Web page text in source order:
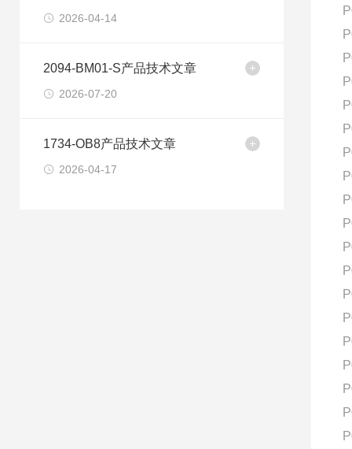
2026-04-14
2094-BM01-S产品技术文章
2026-07-20
1734-OB8产品技术文章
2026-04-17